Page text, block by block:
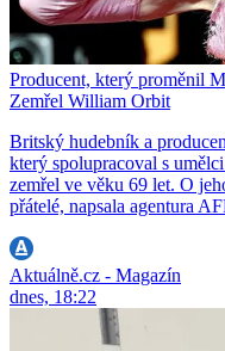
Producent, který proměnil
Zemřel William Orbit
Britský hudebník a
který spolupracoval s
zemřel ve věku 69 let. O
přátelé, napsala agentura
Aktuálně.cz - Magazín
dnes, 18:22